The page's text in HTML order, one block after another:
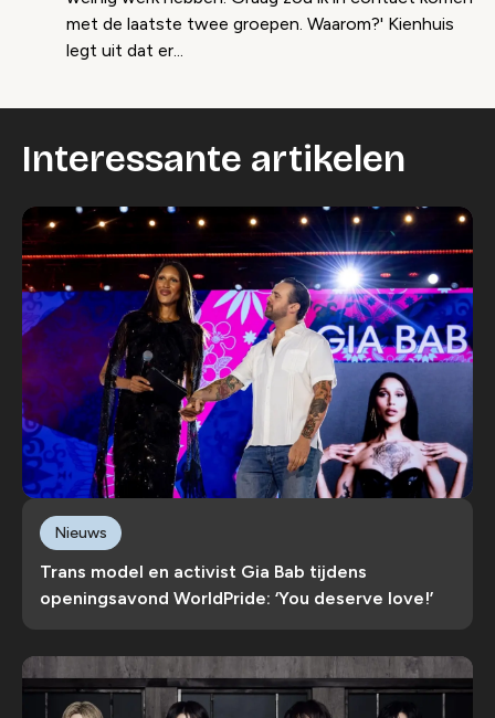
met de laatste twee groepen. Waarom?' Kienhuis
legt uit dat er...
Interessante artikelen
Trans model en activist Gia Bab tijdens
openingsavond WorldPride: ‘You deserve love!’
Nieuws